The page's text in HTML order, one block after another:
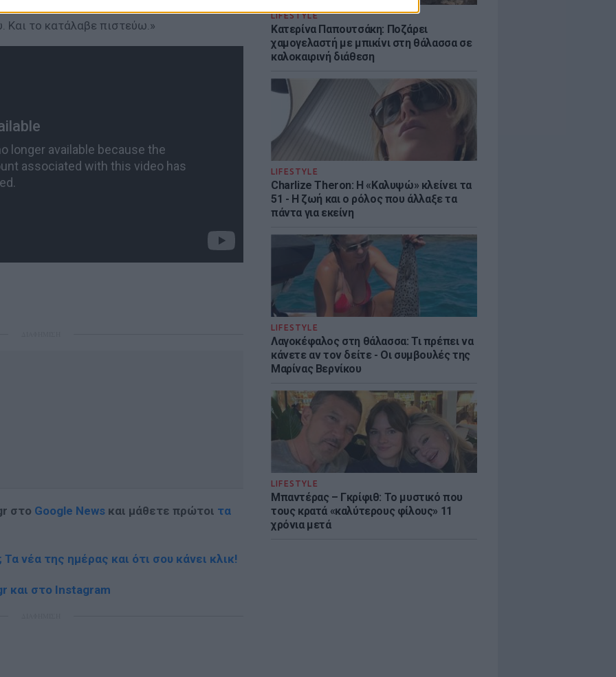
LIFESTYLE
Κατερίνα Παπουτσάκη: Ποζάρει
χαμογελαστή με μπικίνι στη θάλασσα σε
καλοκαιρινή διάθεση
LIFESTYLE
Charlize Theron: Η «Καλυψώ» κλείνει τα
51 - H ζωή και ο ρόλος που άλλαξε τα
πάντα για εκείνη
LIFESTYLE
Λαγοκέφαλος στη θάλασσα: Τι πρέπει να
κάνετε αν τον δείτε - Οι συμβουλές της
Μαρίνας Βερνίκου
LIFESTYLE
Μπαντέρας – Γκρίφιθ: Το μυστικό που
τους κρατά «καλύτερους φίλους» 11
χρόνια μετά
περάσω ένα μήνυμα με το δικό μου τρόπο
Και το κατάλαβε πιστεύω.»
στο Google News και μάθετε πρώτοι τα
νέα της ημέρας και ότι σου κάνει κλικ!
και στο Instagram